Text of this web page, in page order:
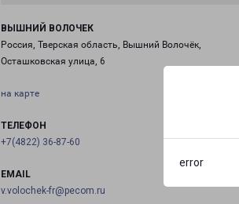
error
ВЫШНИЙ ВОЛОЧЕК
Россия, Тверская область, Вышний Волочёк,
Осташковская улица, 6
на карте
ТЕЛЕФОН
+7(4822) 36-87-60
EMAIL
v.volochek-fr@pecom.ru